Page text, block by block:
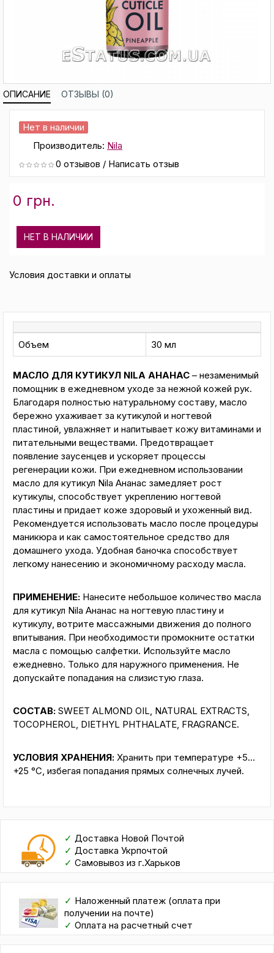
ОПИСАНИЕ ОТЗЫВЫ (0)
Нет в наличии
Производитель: Nila
0 отзывов / Написать отзыв
0 грн.
НЕТ В НАЛИЧИИ
Условия доставки и оплаты
Объем 30 мл
МАСЛО ДЛЯ КУТИКУЛ NILA АНАНАС – незаменимый
помощник в ежедневном уходе за нежной кожей рук.
Благодаря полностью натуральному составу, масло
бережно ухаживает за кутикулой и ногтевой
пластиной, увлажняет и напитывает кожу витаминами и
питательными веществами. Предотвращает
появление заусенцев и ускоряет процессы
регенерации кожи. При ежедневном использовании
масло для кутикул Nila Ананас замедляет рост
кутикулы, способствует укреплению ногтевой
пластины и придает коже здоровый и ухоженный вид.
Рекомендуется использовать масло после процедуры
маникюра и как самостоятельное средство для
домашнего ухода. Удобная баночка способствует
легкому нанесению и экономичному расходу масла.
ПРИМЕНЕНИЕ: Нанесите небольшое количество масла
для кутикул Nila Ананас на ногтевую пластину и
кутикулу, вотрите массажными движения до полного
впитывания. При необходимости промокните остатки
масла с помощью салфетки. Используйте масло
ежедневно. Только для наружного применения. Не
допускайте попадания на слизистую глаза.
СОСТАВ: SWEET ALMOND OIL, NATURAL EXTRACTS,
TOCOPHEROL, DIETHYL PHTHALATE, FRAGRANCE.
УСЛОВИЯ ХРАНЕНИЯ: Хранить при температуре +5…
+25 °С, избегая попадания прямых солнечных лучей.
✓ Доставка Новой Почтой
✓ Доставка Укрпочтой
✓ Самовывоз из г.Харьков
✓ Наложенный платеж (оплата при
получении на почте)
✓ Оплата на расчетный счет